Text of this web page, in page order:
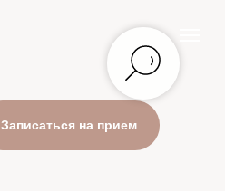
Записаться на прием